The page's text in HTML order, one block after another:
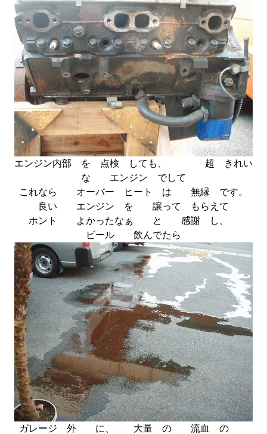
エンジン内部 を 点検 しても、 超 きれい
な エンジン でして
これなら オーバー ヒート は 無縁 です。
良い エンジン を 譲って もらえて
ホント よかったなぁ と 感謝 し、
ビール 飲んでたら
ガレージ 外 に、 大量 の 流血 の